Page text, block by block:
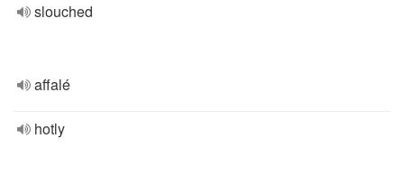
slouched
affalé
hotly